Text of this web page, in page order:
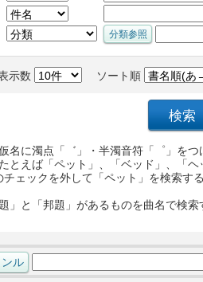
示数 ソート順
名に濁点「゛」・半濁音符「゜」を
たとえば「ペット」、「ベッド」、「
チェックを外して「ペット」を検索
」と「邦題」があるものを曲名で検